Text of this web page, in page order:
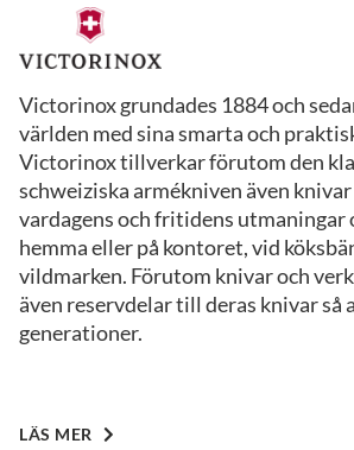
Victorinox grundades 1884 och
världen med sina smarta och
Victorinox tillverkar förutom den
schweiziska armékniven även
vardagens och fritidens utmaningar
hemma eller på kontoret, vid
vildmarken. Förutom knivar och
även reservdelar till deras knivar så
generationer.
LÄS MER